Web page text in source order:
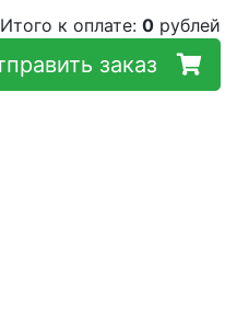
Итого к оплате: 0 рублей
Отправить заказ